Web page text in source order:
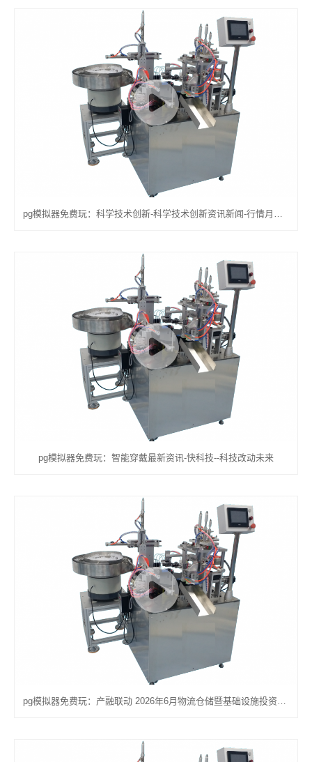
pg模拟器免费玩：科学技术创新-科学技术创新资讯新闻-行情月评-中色报网
pg模拟器免费玩：智能穿戴最新资讯-快科技--科技改动未来
pg模拟器免费玩：产融联动 2026年6月物流仓储暨基础设施投资发展报告